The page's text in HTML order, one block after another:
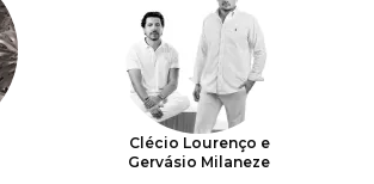
Clécio Lourenço e
Gervásio Milaneze